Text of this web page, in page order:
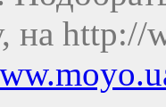
на http://